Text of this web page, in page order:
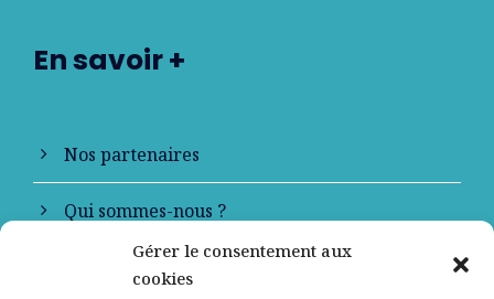
Gérer le consentement aux
cookies
En savoir +
Nos partenaires
Qui sommes-nous ?
Contactez-nous